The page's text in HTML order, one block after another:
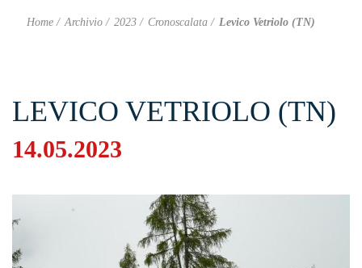
Home Archivio 2023 Cronoscalata Levico Vetriolo (TN)
LEVICO VETRIOLO (TN)
14.05.2023